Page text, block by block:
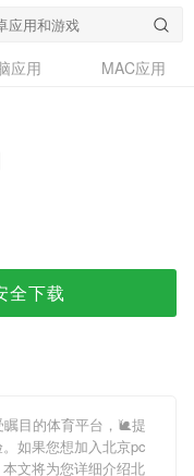
应用
MAC应用
全下载
瞩目的体育平台，🐌提
如果您想加入北京pc
文将为您详细介绍北